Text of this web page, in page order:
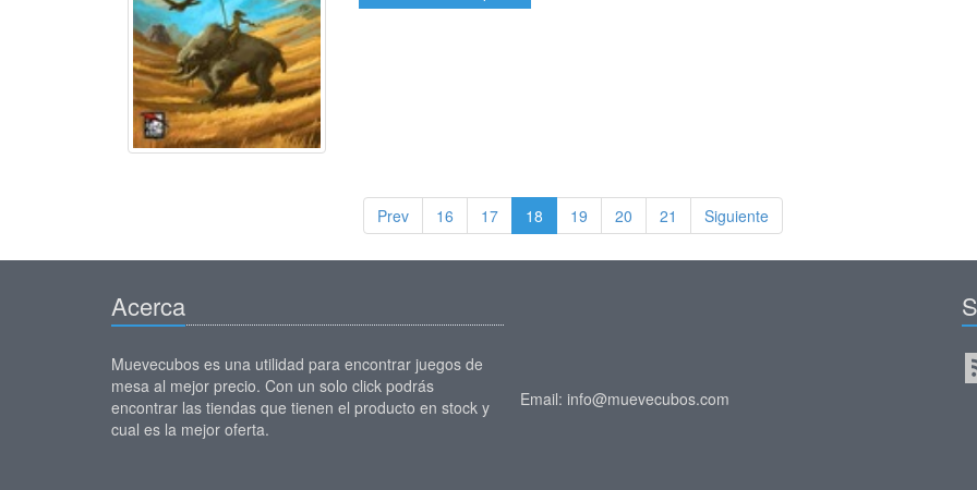
Prev 16 17 18 19 20 21 Siguiente
Acerca
Muevecubos es una utilidad para encontrar juegos de
mesa al mejor precio. Con un solo click podrás
encontrar las tiendas que tienen el producto en stock y
cual es la mejor oferta.
Email: info@muevecubos.com